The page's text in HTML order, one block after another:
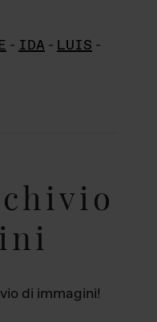
- IDA - LUIS -
di immagini!